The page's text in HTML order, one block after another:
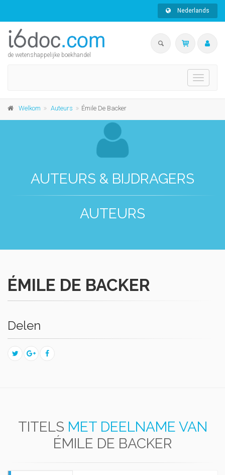
Nederlands
de wetenshappelijke boekhandel
Toggle
Welkom Auteurs Émile De Backer
AUTEURS & BIJDRAGERS
AUTEURS
ÉMILE DE BACKER
Delen
TITELS MET DEELNAME VAN
ÉMILE DE BACKER